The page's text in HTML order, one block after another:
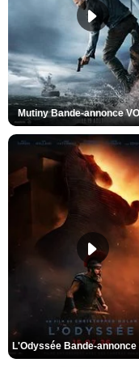
Mutiny Bande-annonce